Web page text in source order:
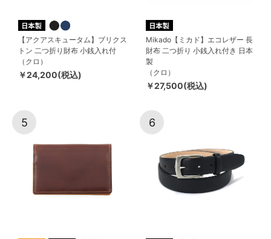
【アクアスキュータム】ブリクス
トン 二つ折り財布 小銭入れ付
（クロ）
￥24,200(税込)
Mikado【ミカド】エコレザー 長
財布 二つ折り 小銭入れ付き 日本
製
（クロ）
￥27,500(税込)
5 6